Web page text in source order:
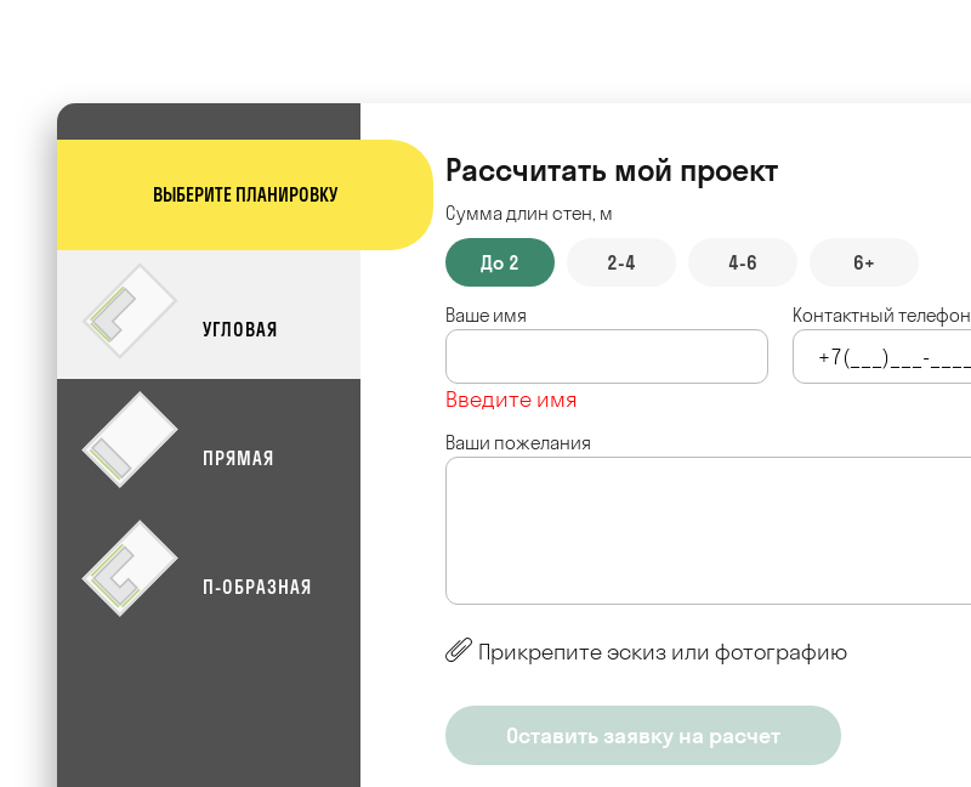
ВЫБЕРИТЕ ПЛАНИРОВКУ
УГЛОВАЯ
ПРЯМАЯ
П-ОБРАЗНАЯ
Рассчитать мой проект
Сумма длин стен, м
До 2 2-4 4-6 6+
Ваше имя
Введите имя
Контактный телефон
Ваши пожелания
Прикрепите эскиз или фотографию